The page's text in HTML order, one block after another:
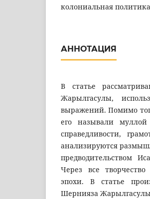
колониальная
АННОТАЦИЯ
В статье
Жарылгасулы,
выражений. Помимо
его называли
справедливости,
анализируются
предводительством
Через все
эпохи. В статье
Шернияза